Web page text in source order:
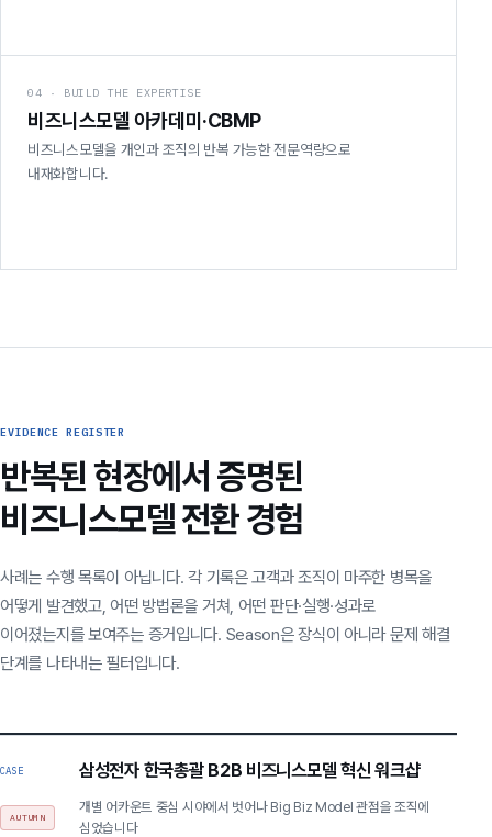
04 · BUILD THE EXPERTISE
비즈니스모델 아카데미·CBMP
비즈니스모델을 개인과 조직의 반복 가능한 전문역량으로
내재화합니다.
EVIDENCE REGISTER
반복된 현장에서 증명된
비즈니스모델 전환 경험
사례는 수행 목록이 아닙니다. 각 기록은 고객과 조직이 마주한 병목을
어떻게 발견했고, 어떤 방법론을 거쳐, 어떤 판단·실행·성과로
이어졌는지를 보여주는 증거입니다. Season은 장식이 아니라 문제 해결
단계를 나타내는 필터입니다.
CASE 삼성전자 한국총괄 B2B 비즈니스모델 혁신 워크샵
개별 어카운트 중심 시야에서 벗어나 Big Biz Model 관점을 조직에
심었습니다
AUTUMN